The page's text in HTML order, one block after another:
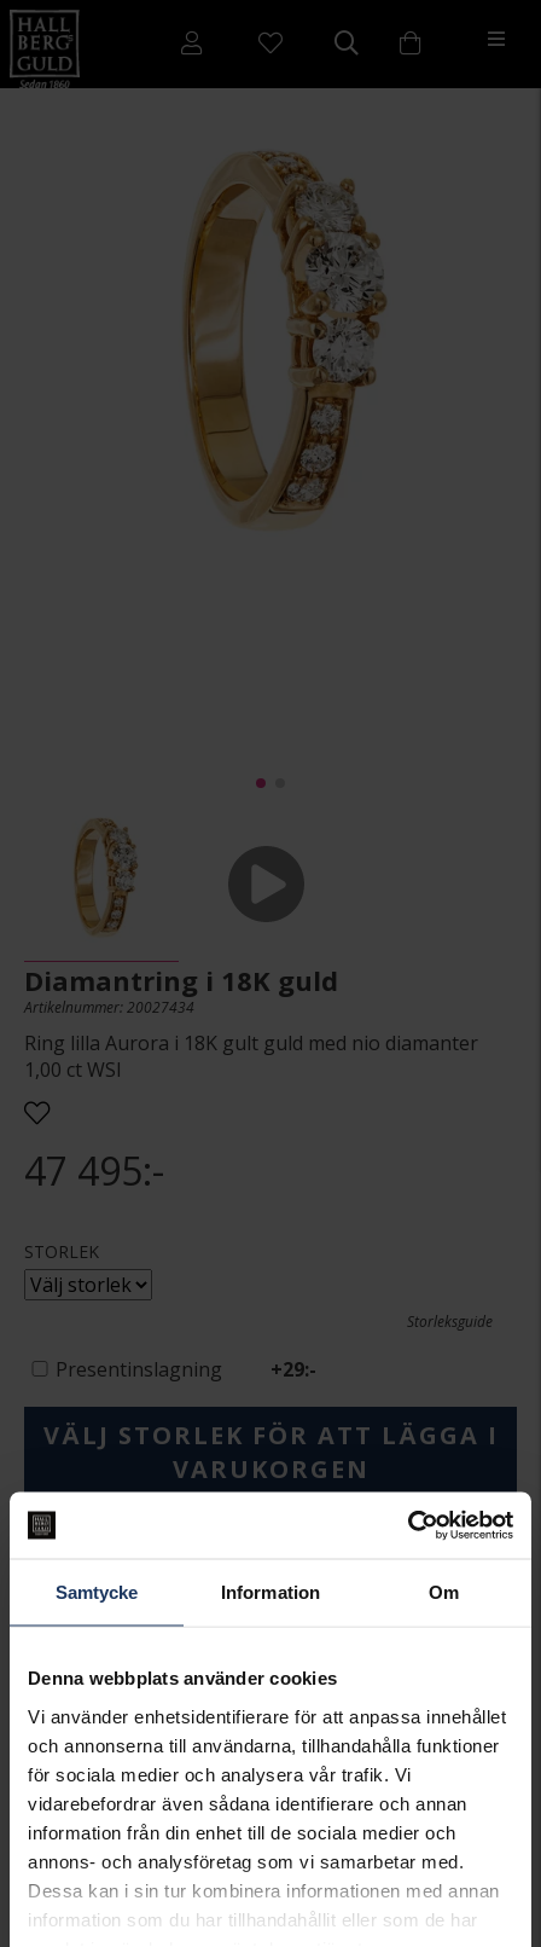
Samtycke Information Om
Denna webbplats använder cookies
Vi använder enhetsidentifierare för att anpassa innehållet
och annonserna till användarna, tillhandahålla funktioner
för sociala medier och analysera vår trafik. Vi
vidarebefordrar även sådana identifierare och annan
information från din enhet till de sociala medier och
annons- och analysföretag som vi samarbetar med.
Dessa kan i sin tur kombinera informationen med annan
information som du har tillhandahållit eller som de har
Diamantring i 18K guld
Artikelnummer: 20027434
Ring lilla Aurora i 18K gult guld med nio diamanter
1,00 ct WSI
47 495:-
STORLEK
Storleksguide
Presentinslagning +29:-
VÄLJ STORLEK FÖR ATT LÄGGA I
VARUKORGEN
Lagervara.
INFO
BREDD CA (MM)
3.9-4.7
HÖJD CA (MM)
VARUMÄRKE
Hallbergs Guld
MODELL
Lilla Aurora
MATERIAL
Guld
ÄDELMETALL
18K Gold
STEN/PÄRLA
Diamant
ANTAL DIAMANTER
9
DIAMANTSLIPNING
Briljant
Wesselton (H)
DIAMANTKLARHET
SI